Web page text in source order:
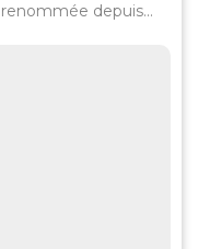
depuis...